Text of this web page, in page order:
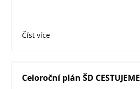
Číst více
Celoroční plán ŠD